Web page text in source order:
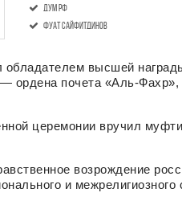
ДУМ РФ
Фуат Сайфитдинов
высшей
ордена почета «Аль-Фахр»,
церемонии вручил
возрождение
и межрелигиозного